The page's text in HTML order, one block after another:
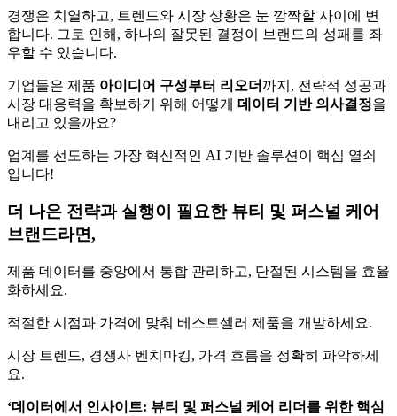
경쟁은 치열하고, 트렌드와 시장 상황은 눈 깜짝할 사이에 변
합니다. 그로 인해, 하나의 잘못된 결정이 브랜드의 성패를 좌
우할 수 있습니다.
기업들은 제품 아이디어 구성부터 리오더 까지, 전략적 성공과
시장 대응력을 확보하기 위해 어떻게 데이터 기반 의사결정을
내리고 있을까요?
업계를 선도하는 가장 혁신적인 AI 기반 솔루션이 핵심 열쇠
입니다!
더 나은 전략과 실행이 필요한 뷰티 및 퍼스널 케어
브랜드라면,
제품 데이터를 중앙에서 통합 관리하고, 단절된 시스템을 효율
화하세요.
적절한 시점과 가격에 맞춰 베스트셀러 제품을 개발하세요.
시장 트렌드, 경쟁사 벤치마킹, 가격 흐름을 정확히 파악하세
요.
‘데이터에서 인사이트: 뷰티 및 퍼스널 케어 리더를 위한 핵심